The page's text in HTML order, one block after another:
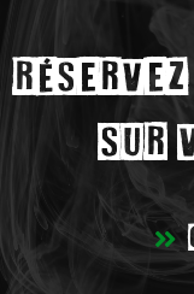
sur